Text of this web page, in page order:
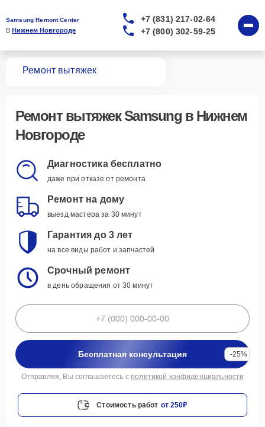
Samsung Remont Center
В Нижнем Новгороде
+7 (831) 217-02-64
+7 (800) 302-59-25
Ремонт вытяжек
Ремонт вытяжек Samsung в Нижнем
Новгороде
Диагностика бесплатно
даже при отказе от ремонта
Ремонт на дому
выезд мастера за 30 минут
Гарантия до 3 лет
на все виды работ и запчастей
Срочный ремонт
в день обращения от 30 минут
Бесплатная консультация -25%
Отправляя, Вы соглашаетесь с политикой конфиденциальности
Стоимость работ от 250₽